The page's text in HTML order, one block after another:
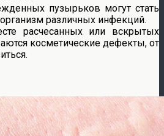
пузырьков могут стать
различных инфекций.
расчесанных или вскрытых
косметические дефекты, от